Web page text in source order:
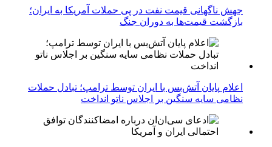
جهش ناگهانی قیمت نفت در پی حملات آمریکا به ایران؛
بازگشت قیمت‌ها به دوران جنگ
اعلام پایان آتش‌بس با ایران توسط ترامپ؛ تبادل حملات
نظامی سایه سنگین بر اجلاس ناتو انداخت